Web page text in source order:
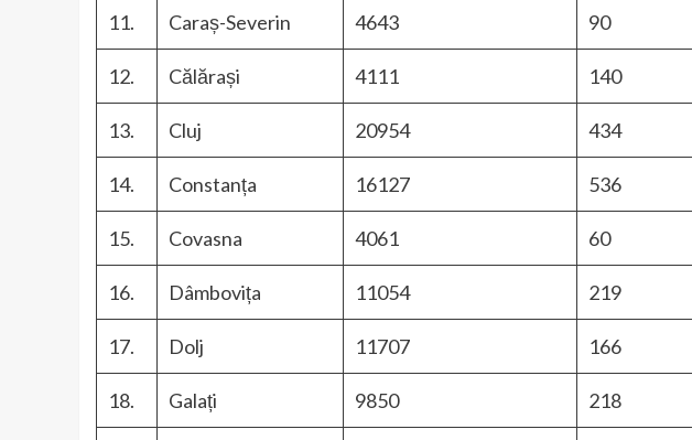
11. Caraș-Severin 4643 90
12. Călărași 4111 140
13. Cluj 20954 434
14. Constanța 16127 536
15. Covasna 4061 60
16. Dâmbovița 11054 219
17. Dolj 11707 166
18. Galați 9850 218